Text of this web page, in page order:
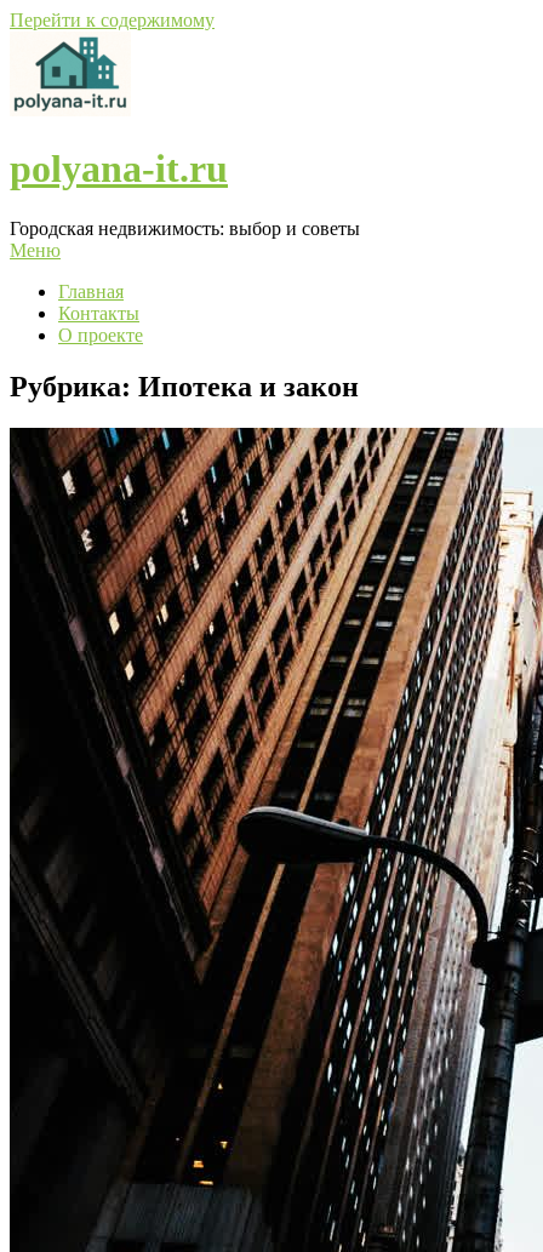
Перейти к содержимому
polyana-it.ru
Городская недвижимость: выбор и советы
Меню
Главная
Контакты
О проекте
Рубрика: Ипотека и закон